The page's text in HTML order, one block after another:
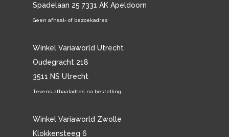
Spadelaan 25 7331 AK Apeldoorn
Geen afhaal- of bezoekadres
Winkel Variaworld Utrecht
Oudegracht 218
3511 NS Utrecht
Tevens afhaaladres na bestelling
Winkel Variaworld Zwolle
Klokkensteeg 6